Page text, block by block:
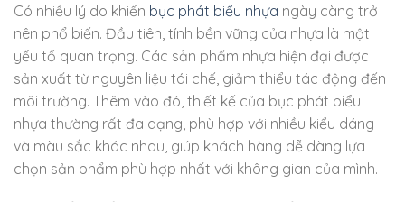
Có nhiều lý do khiến bục phát biểu nhựa ngày càng trở
nên phổ biến. Đầu tiên, tính bền vững của nhựa là một
yếu tố quan trọng. Các sản phẩm nhựa hiện đại được
sản xuất từ nguyên liệu tái chế, giảm thiểu tác động đến
môi trường. Thêm vào đó, thiết kế của bục phát biểu
nhựa thường rất đa dạng, phù hợp với nhiều kiểu dáng
và màu sắc khác nhau, giúp khách hàng dễ dàng lựa
chọn sản phẩm phù hợp nhất với không gian của mình.